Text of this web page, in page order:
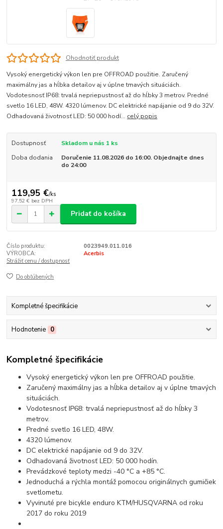
Ohodnotiť produkt
Vysoký energetický výkon len pre OFFROAD použitie. Zaručený
maximálny jas a hĺbka detailov aj v úplne tmavých situáciách.
Vodotesnosť IP68: trvalá nepriepustnosť až do hĺbky 3 metrov. Predné
svetlo 16 LED, 48W. 4320 lúmenov. DC elektrické napájanie od 9 do 32V.
Odhadovaná životnosť LED: 50 000 hodí... celý popis
Dostupnosť
Skladom u nás 1 ks
Doba dodania
Doručenie 11.08.2026 do 16:00. Objednajte dnes
do 24:00
119,95 €/ks
97,52 € bez DPH
Pridať do košíka
Číslo produktu:
0023949.011.016
VÝROBCA:
Acerbis
Strážiť cenu / dostupnosť
Do obľúbených
Kompletné špecifikácie
Hodnotenie 0
Kompletné špecifikácie
Vysoký energetický výkon len pre OFFROAD použitie.
Zaručený maximálny jas a hĺbka detailov aj v úplne tmavých
situáciách.
Vodotesnosť IP68: trvalá nepriepustnosť až do hĺbky 3
metrov.
Predné svetlo 16 LED, 48W.
4320 lúmenov.
DC elektrické napájanie od 9 do 32V.
Odhadovaná životnosť LED: 50 000 hodín.
Prevádzkové teploty medzi -40 °C a +85 °C.
Jednoduchá a rýchla montáž pomocou originálnych gumičiek
svetlometu.
Vyvinuté pre bicykle enduro KTM/HUSQVARNA od roku
2017 do roku 2019